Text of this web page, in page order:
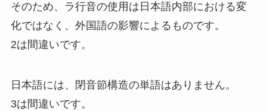
そのため、ラ行音の使用は日本語内部における変
化ではなく、外国語の影響によるものです。
2は間違いです。
日本語には、閉音節構造の単語はあ りません。
3は間違いです。